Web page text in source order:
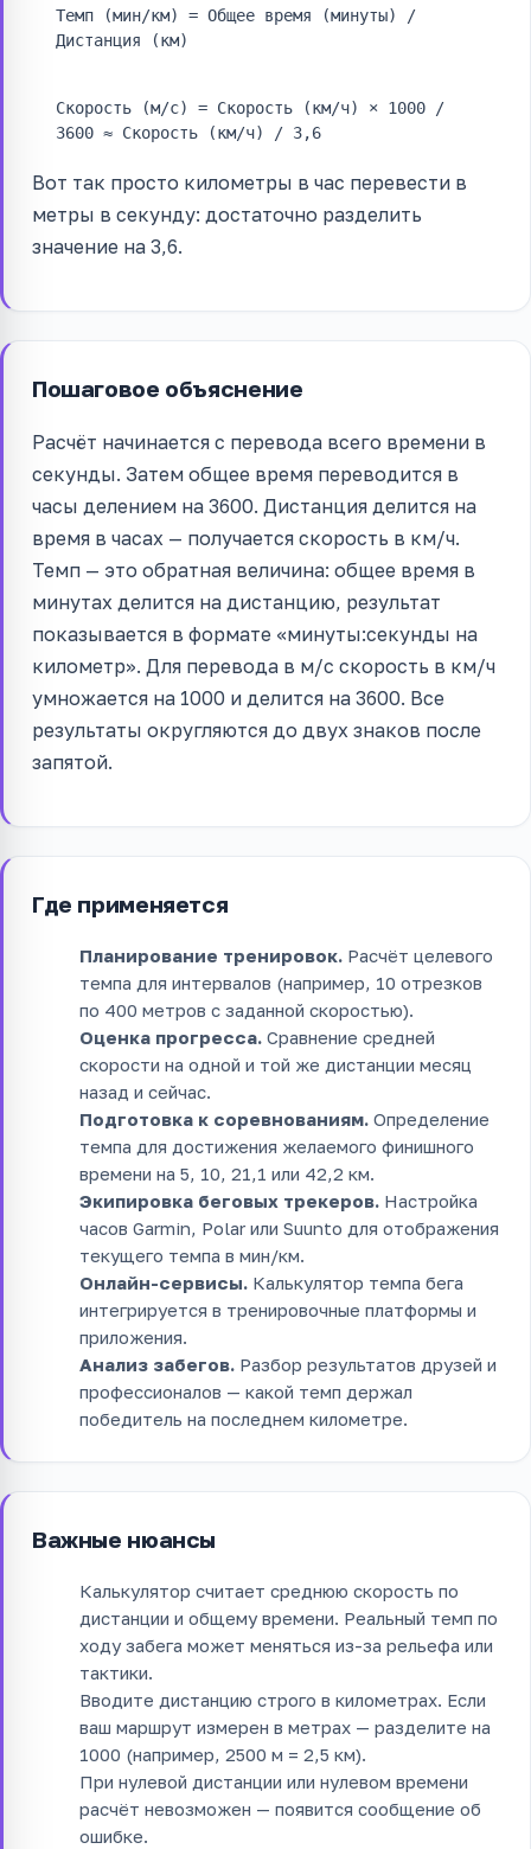
Темп (мин/км) = Общее время (минуты) /
Дистанция (км)
Скорость (м/с) = Скорость (км/ч) × 1000 /
3600 ≈ Скорость (км/ч) / 3,6
Вот так просто километры в час перевести в
метры в секунду: достаточно разделить
значение на 3,6.
Пошаговое объяснение
Расчёт начинается с перевода всего времени в
секунды. Затем общее время переводится в
часы делением на 3600. Дистанция делится на
время в часах — получается скорость в км/ч.
Темп — это обратная величина: общее время в
минутах делится на дистанцию, результат
показывается в формате «минуты:секунды на
километр». Для перевода в м/с скорость в км/ч
умножается на 1000 и делится на 3600. Все
результаты округляются до двух знаков после
запятой.
Где применяется
Планирование тренировок. Расчёт целевого
темпа для интервалов (например, 10 отрезков
по 400 метров с заданной скоростью).
Оценка прогресса. Сравнение средней
скорости на одной и той же дистанции месяц
назад и сейчас.
Подготовка к соревнованиям. Определение
темпа для достижения желаемого финишного
времени на 5, 10, 21,1 или 42,2 км.
Экипировка беговых трекеров. Настройка
часов Garmin, Polar или Suunto для отображения
текущего темпа в мин/км.
Онлайн-сервисы. Калькулятор темпа бега
интегрируется в тренировочные платформы и
приложения.
Анализ забегов. Разбор результатов друзей и
профессионалов — какой темп держал
победитель на последнем километре.
Важные нюансы
Калькулятор считает среднюю скорость по
дистанции и общему времени. Реальный темп по
ходу забега может меняться из-за рельефа или
тактики.
Вводите дистанцию строго в километрах. Если
ваш маршрут измерен в метрах — разделите на
1000 (например, 2500 м = 2,5 км).
При нулевой дистанции или нулевом времени
расчёт невозможен — появится сообщение об
ошибке.